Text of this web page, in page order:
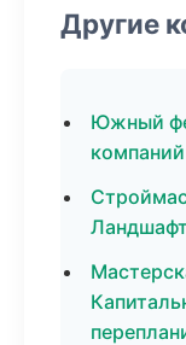
Другие
Южный